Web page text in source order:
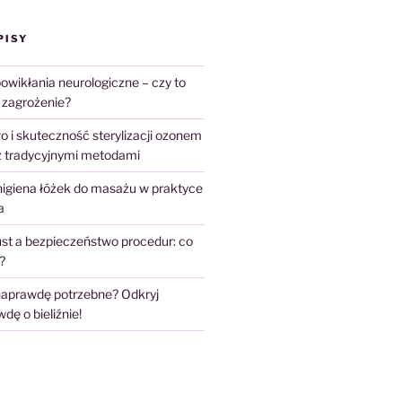
neurologiczne – czy to
i skuteczność sterylizacji ozonem
tradycyjnymi metodami
łóżek do masażu w praktyce
a bezpieczeństwo procedur: co
potrzebne? Odkryj
o bieliźnie!